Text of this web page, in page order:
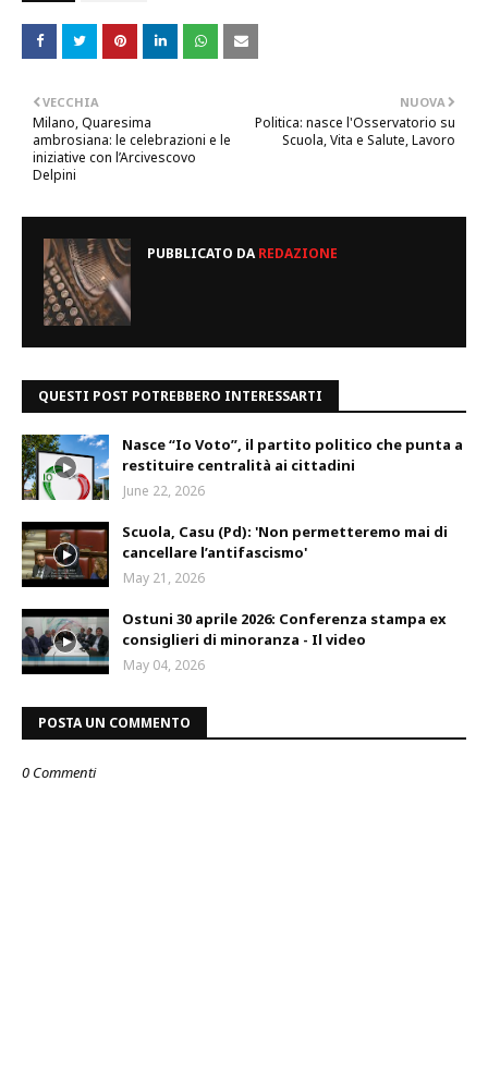
NUOVA
Politica: nasce l'Osservatorio su
Scuola, Vita e Salute, Lavoro
VECCHIA
Milano, Quaresima
ambrosiana: le celebrazioni e le
iniziative con l’Arcivescovo
Delpini
PUBBLICATO DAREDAZIONE
QUESTI POST POTREBBERO INTERESSARTI
Nasce “Io Voto”, il partito politico che punta a
restituire centralità ai cittadini
June 22, 2026
Scuola, Casu (Pd): 'Non permetteremo mai di
cancellare l’antifascismo'
May 21, 2026
Ostuni 30 aprile 2026: Conferenza stampa ex
consiglieri di minoranza - Il video
May 04, 2026
POSTA UN COMMENTO
0 Commenti